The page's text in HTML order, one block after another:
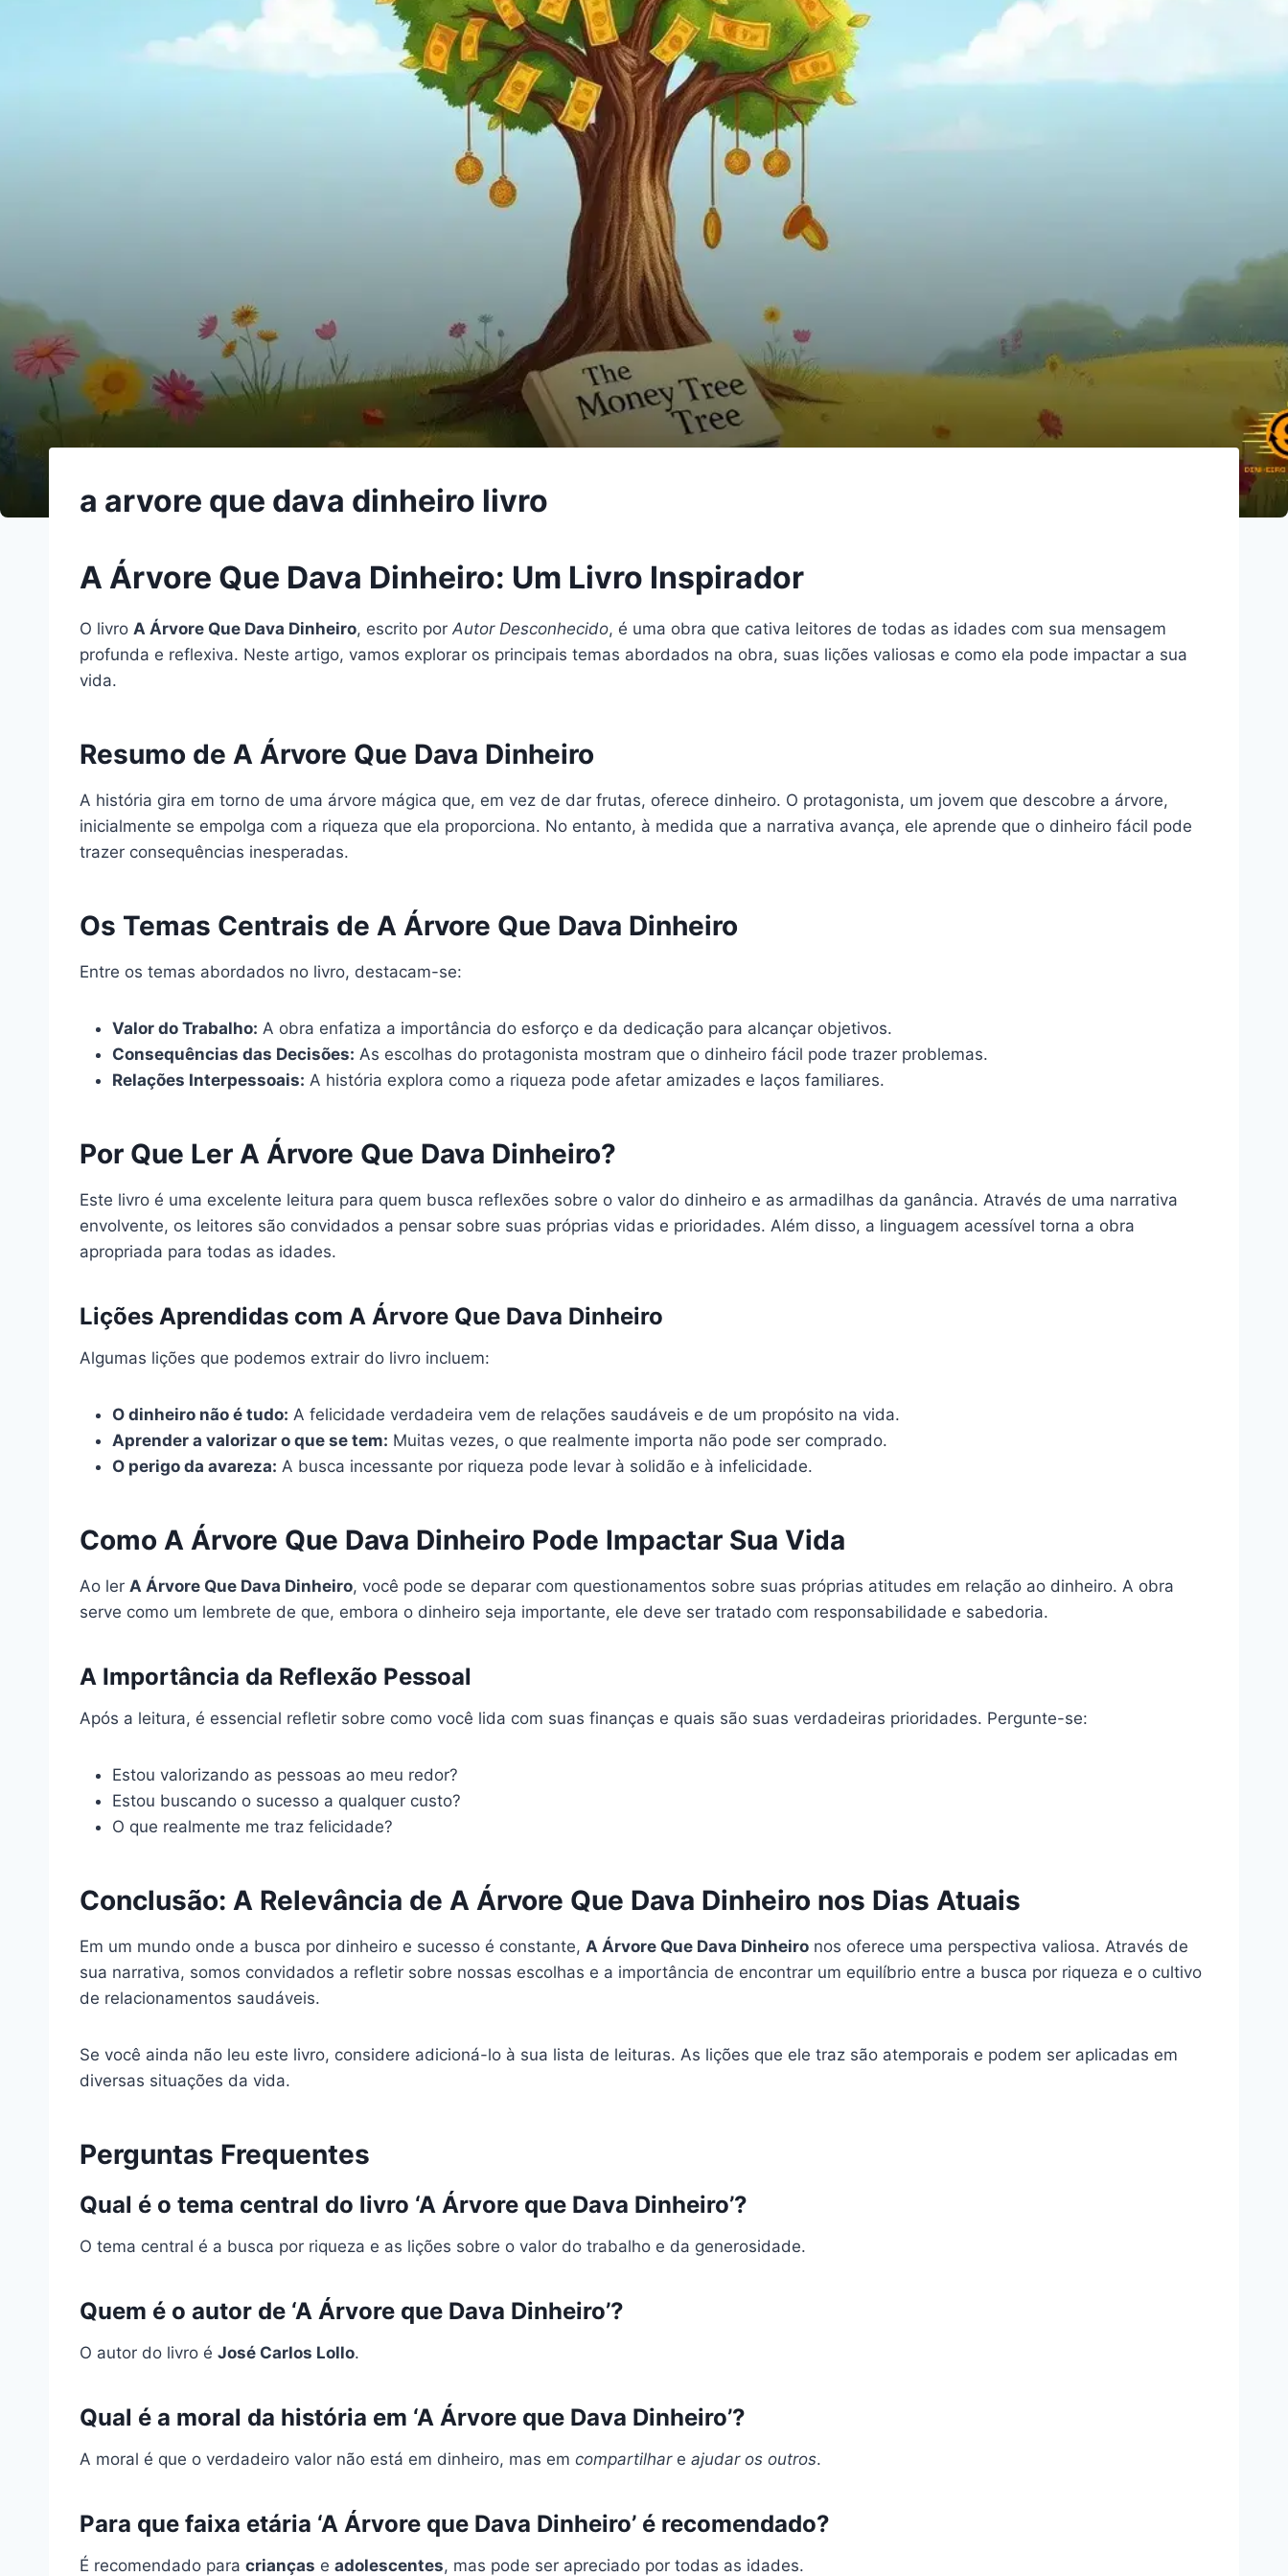
a arvore que dava dinheiro livro
A Árvore Que Dava Dinheiro: Um Livro Inspirador
O livro A Árvore Que Dava Dinheiro, escrito por Autor Desconhecido, é uma obra que cativa leitores de todas as idades com sua mensagem
profunda e reflexiva. Neste artigo, vamos explorar os principais temas abordados na obra, suas lições valiosas e como ela pode impactar a sua
vida.
Resumo de A Árvore Que Dava Dinheiro
A história gira em torno de uma árvore mágica que, em vez de dar frutas, oferece dinheiro. O protagonista, um jovem que descobre a árvore,
inicialmente se empolga com a riqueza que ela proporciona. No entanto, à medida que a narrativa avança, ele aprende que o dinheiro fácil pode
trazer consequências inesperadas.
Os Temas Centrais de A Árvore Que Dava Dinheiro
Entre os temas abordados no livro, destacam-se:
Valor do Trabalho: A obra enfatiza a importância do esforço e da dedicação para alcançar objetivos.
Consequências das Decisões: As escolhas do protagonista mostram que o dinheiro fácil pode trazer problemas.
Relações Interpessoais: A história explora como a riqueza pode afetar amizades e laços familiares.
Por Que Ler A Árvore Que Dava Dinheiro?
Este livro é uma excelente leitura para quem busca reflexões sobre o valor do dinheiro e as armadilhas da ganância. Através de uma narrativa
envolvente, os leitores são convidados a pensar sobre suas próprias vidas e prioridades. Além disso, a linguagem acessível torna a obra
apropriada para todas as idades.
Lições Aprendidas com A Árvore Que Dava Dinheiro
Algumas lições que podemos extrair do livro incluem:
O dinheiro não é tudo: A felicidade verdadeira vem de relações saudáveis e de um propósito na vida.
Aprender a valorizar o que se tem: Muitas vezes, o que realmente importa não pode ser comprado.
O perigo da avareza: A busca incessante por riqueza pode levar à solidão e à infelicidade.
Como A Árvore Que Dava Dinheiro Pode Impactar Sua Vida
Ao ler A Árvore Que Dava Dinheiro, você pode se deparar com questionamentos sobre suas próprias atitudes em relação ao dinheiro. A obra
serve como um lembrete de que, embora o dinheiro seja importante, ele deve ser tratado com responsabilidade e sabedoria.
A Importância da Reflexão Pessoal
Após a leitura, é essencial refletir sobre como você lida com suas finanças e quais são suas verdadeiras prioridades. Pergunte-se:
Estou valorizando as pessoas ao meu redor?
Estou buscando o sucesso a qualquer custo?
O que realmente me traz felicidade?
Conclusão: A Relevância de A Árvore Que Dava Dinheiro nos Dias Atuais
Em um mundo onde a busca por dinheiro e sucesso é constante, A Árvore Que Dava Dinheiro nos oferece uma perspectiva valiosa. Através de
sua narrativa, somos convidados a refletir sobre nossas escolhas e a importância de encontrar um equilíbrio entre a busca por riqueza e o cultivo
de relacionamentos saudáveis.
Se você ainda não leu este livro, considere adicioná-lo à sua lista de leituras. As lições que ele traz são atemporais e podem ser aplicadas em
diversas situações da vida.
Perguntas Frequentes
Qual é o tema central do livro ‘A Árvore que Dava Dinheiro’?
O tema central é a busca por riqueza e as lições sobre o valor do trabalho e da generosidade.
Quem é o autor de ‘A Árvore que Dava Dinheiro’?
O autor do livro é José Carlos Lollo.
Qual é a moral da história em ‘A Árvore que Dava Dinheiro’?
A moral é que o verdadeiro valor não está em dinheiro, mas em compartilhare ajudar os outros.
Para que faixa etária ‘A Árvore que Dava Dinheiro’ é recomendado?
É recomendado para crianças e adolescentes, mas pode ser apreciado por todas as idades.